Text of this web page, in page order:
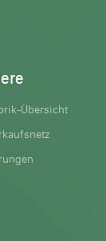
Übersicht